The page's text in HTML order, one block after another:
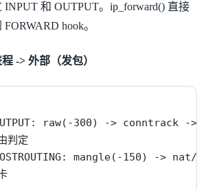
和 OUTPUT。ip_forward() 直接
hook。
-> 外部（发包）
raw(-300) -> conntrack ->
判定
mangle(-150) -> nat/